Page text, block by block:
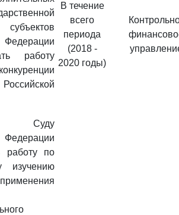
работу
В течение
всего
периода
(2018 -
2020 годы)
Суду
работу по
изучению